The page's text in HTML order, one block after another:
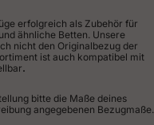
erfolgreich als Zubehör für
und ähnliche Betten. Unsere
nicht den Originalbezug der
ist auch kompatibel mit
.
bitte die Maße deines
angegebenen Bezugmaße.